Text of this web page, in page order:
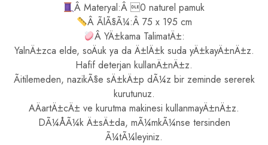
Â Materyal:Â 0 naturel pamuk
Â ÃlÃ§Ã¼:Â 75 x 195 cm
Â YÄ±kama TalimatÄ±:
YalnÄ±zca elde, soÄuk ya da Ä±lÄ±k suda yÄ±kayÄ±nÄ±z.
Hafif deterjan kullanÄ±nÄ±z.
Ãitilemeden, nazikÃ§e sÄ±kÄ±p dÃ¼z bir zeminde sererek
kurutunuz.
AÄartÄ±cÄ± ve kurutma makinesi kullanmayÄ±nÄ±z.
DÃ¼ÅÃ¼k Ä±sÄ±da, mÃ¼mkÃ¼nse tersinden
Ã¼tÃ¼leyiniz.